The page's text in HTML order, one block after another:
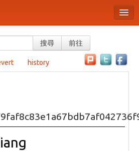
搜尋 前往
history